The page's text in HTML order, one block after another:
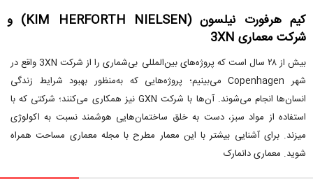
کیم هرفورت نیلسون (KIM HERFORTH NIELSEN) و
شرکت معماری 3XN
بیش از ۲۸ سال است که پروژه‌های بین‌المللی بی‌شماری را از شرکت 3XN واقع در
شهر Copenhagen می‌بینیم؛ پروژه‌هایی که به‌منظور بهبود شرایط زندگی
انسان‌ها انجام می‌شوند. آن‌ها با شرکت GXN نیز همکاری می‌کنند؛ شرکتی که با
استفاده از مواد سبز، دست به خلق ساختمان‌هایی هوشمند نسبت به اکولوژی
میزند. برای آشنایی بیشتر با این معمار مطرح با مجله معماری مساحت همراه
شوید. معماری دانمارک